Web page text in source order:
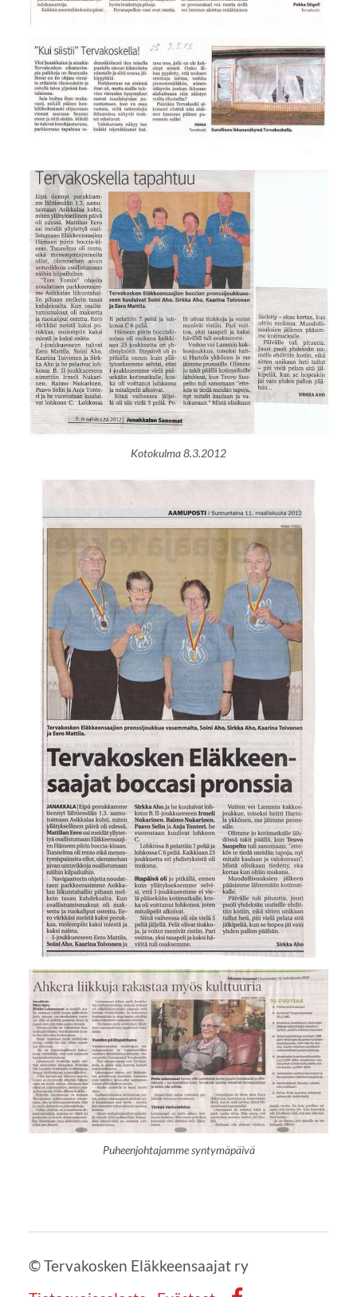
Kotokulma 8.3.2012
Puheenjohtajamme syntymäpäivä
©Tervakosken Eläkkeensaajat ry